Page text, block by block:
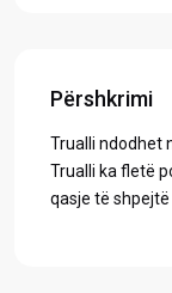
Përshkrimi
Trualli ndodhet
Trualli ka fletë
qasje të shpejtë